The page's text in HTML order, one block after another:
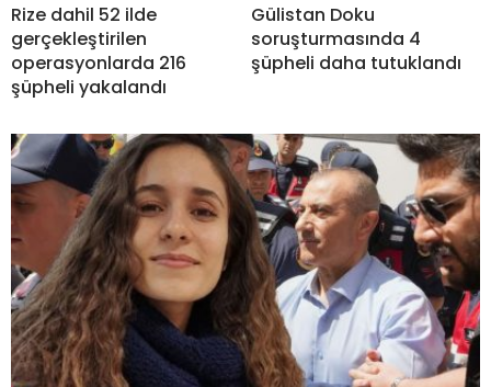
Rize dahil 52 ilde
gerçekleştirilen
operasyonlarda 216
şüpheli yakalandı
Gülistan Doku
soruşturmasında 4
şüpheli daha tutuklandı